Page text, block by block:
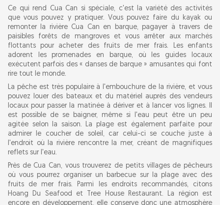
Ce qui rend Cua Can si spéciale, c'est la variété des activités
que vous pouvez y pratiquer. Vous pouvez faire du kayak ou
remonter la rivière Cua Can en barque, pagayer à travers de
paisibles forêts de mangroves et vous arrêter aux marchés
flottants pour acheter des fruits de mer frais. Les enfants
adorent les promenades en barque, où les guides locaux
exécutent parfois des « danses de barque » amusantes qui font
rire tout le monde.
La pêche est très populaire à l'embouchure de la rivière, et vous
pouvez louer des bateaux et du matériel auprès des vendeurs
locaux pour passer la matinée à dériver et à lancer vos lignes. Il
est possible de se baigner, même si l'eau peut être un peu
agitée selon la saison. La plage est également parfaite pour
admirer le coucher de soleil, car celui-ci se couche juste à
l'endroit où la rivière rencontre la mer, créant de magnifiques
reflets sur l'eau.
Près de Cua Can, vous trouverez de petits villages de pêcheurs
où vous pourrez organiser un barbecue sur la plage avec des
fruits de mer frais. Parmi les endroits recommandés, citons
Hoang Du Seafood et Tree House Restaurant. La région est
encore en développement, elle conserve donc une atmosphère